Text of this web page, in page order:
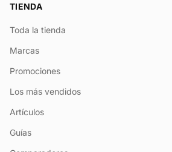
TIENDA
Toda la tienda
Marcas
Promociones
Los más vendidos
Artículos
Guías